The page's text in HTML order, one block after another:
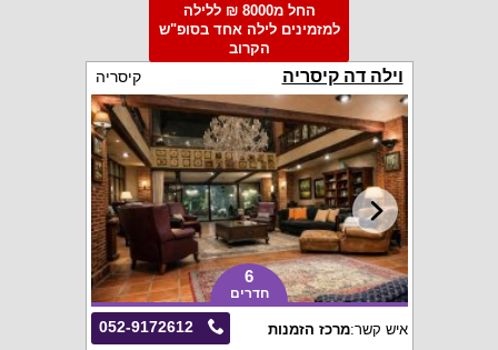
החל מ8000 ₪ ללילה
למזמינים לילה אחד בסופ"ש
הקרוב
וילה דה קיסריה קיסריה
6
חדרים
052-9172612 איש קשר:מרכז הזמנות